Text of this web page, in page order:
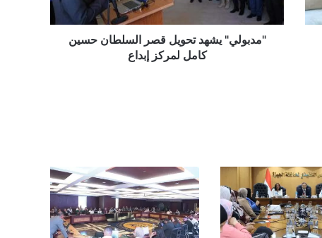
إبداع
"مدبولي" يشهد تحويل قصر السلطان حسين
كامل لمركز إبداع